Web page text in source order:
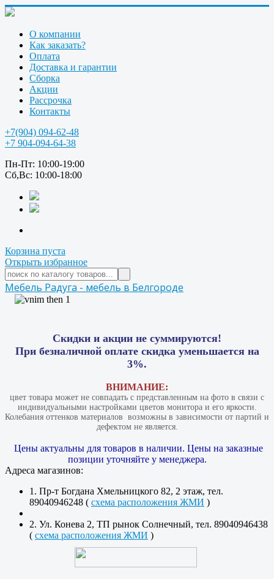
О компании
Как заказать?
Оплата
Доставка и гарантии
Сборка
Акции
Рассрочка
Контакты
+7(904) 094-62-48
+7 904-094-64-38
Пн-Пт: 10:00-19:00
Сб,Вс: 10:00-18:00
Корзина пуста
Открыть избранное
Мебель Радуга - мебель в Белгороде
Скидки и акции не суммируются!
При безналичной оплате скидка уменьшается на
3%.
ВНИМАНИЕ:
цвет товара может не совпадать с представленным на фото в связи с
индивидуальными настройками цветов монитора и его яркости.
Колебания оттенков материалов​ ​ возможны в зависимости от партий и
дефектом не является.
Цены актуальны для товаров в наличии. Цены на заказные
позиции уточняйте у менеджера.
Адреса магазинов:
1. Пр-т Богдана Хмельницкого 82, 2 этаж, тел.
89040946248 ( схема расположения ЖМИ )
2. Ул. Конева 2, ТП рынок Солнечный, тел. 89040946438
( схема расположения ЖМИ )